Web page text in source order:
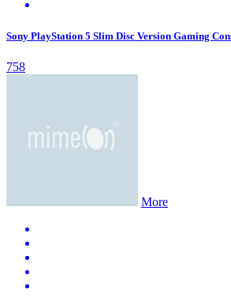
Sony PlayStation 5 Slim Disc Version Gaming
758
More